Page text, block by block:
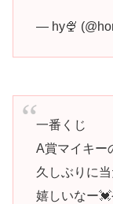
— hy🍨
一番くじ
A賞マイキー
久しぶりに
嬉しいなー💓